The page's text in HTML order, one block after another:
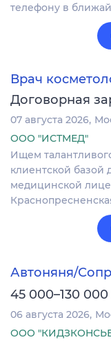
телефону в
Врач
Договорная
07 августа 2026
ООО "ИСТМЕД"
Ищем
клиентской базой
медицинской
Автоняня/
45 000–130 000
06 августа 2026
ООО